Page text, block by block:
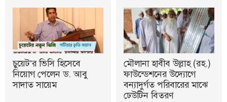
চুয়েট’র ভিসি হিসেবে
নিয়োগ পেলেন ড. আবু
সাদাত সায়েম
মৌলানা হাবীব উল্লাহ (রহ.)
ফাউন্ডেশনের উদ্যোগে
বন্যাদুর্গত পরিবারের মাঝে
ঢেউটিন বিতরণ